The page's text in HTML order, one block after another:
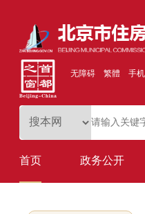
无障碍 繁體 手
首页 政务公开